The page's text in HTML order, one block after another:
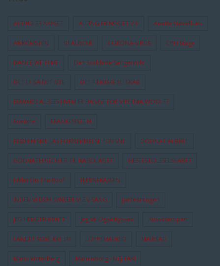
ALTING ER NOGET ALTING ER NOGET 2.0 Anette Støvelbæk
ANKOMSTEN BEAUVOIR CORONA-VIRUS CPH Stage
DANCE WITH ME Den Skaldede Sangerinde
DET ER SÅ DET NYE DET FILMISKE SELSKAB
EDWARD ALBEES HVEM ER BANGE FOR VIRGINIA WOOLF?
Enetime FRANKENSTEIN
FRØKEN SMILLAS FORNEMMELSE FOR SNE GODNAT ALBERT
GODNATHISTORIER TIL NABOLAGET HESTESTOLESELSKABET
Hitler On The Roof HJERNEKASSEN
INDEN VI DØR SYNGER VI EN SANG Jantedrengen
JEG HEDDER BENTE Jeg Vil Også Kysses Kussesumpen
LANDET SOM IKKE ER LOPPEMARKED MAIREAD
Maria Vinterberg Marienborg - NEJ TAK!